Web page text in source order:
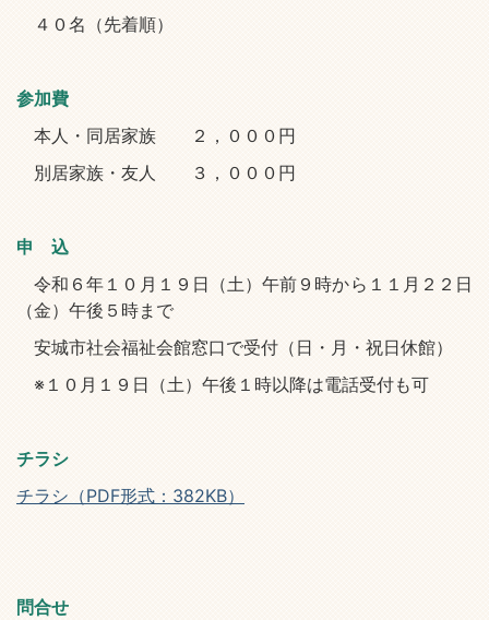
４０名（先着順）
参加費
本人・同居家族 ２，０００円
別居家族・友人 ３，０００円
申 込
令和６年１０月１９日（土）午前９時から１１月２２日
（金）午後５時まで
安城市社会福祉会館窓口で受付（日・月・祝日休館）
※１０月１９日（土）午後１時以降は電話受付も可
チラシ
チラシ（PDF形式：382KB）
問合せ